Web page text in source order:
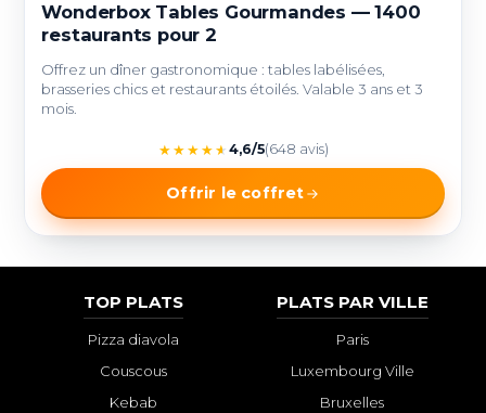
Wonderbox Tables Gourmandes — 1400
restaurants pour 2
Offrez un dîner gastronomique : tables labélisées,
brasseries chics et restaurants étoilés. Valable 3 ans et 3
mois.
★★★★★ 4,6/5(648 avis)
Offrir le coffret
TOP PLATS
Pizza diavola
Couscous
Kebab
PLATS PAR VILLE
Paris
Luxembourg Ville
Bruxelles